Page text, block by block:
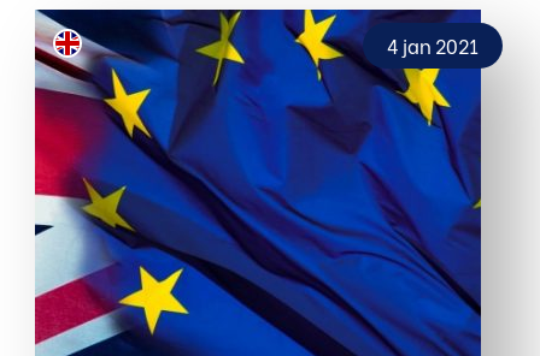
4 jan 2021